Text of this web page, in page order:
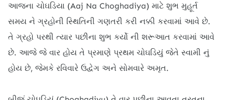
આજના ચોઘડિયા (Aaj Na Choghadiya) માટે શુભ મુહૂર્ત
સમય ને ગ્રહોની સ્થિતિની ગણતરી કરી નક્કી કરવામાં આવે છે.
તે ગ્રહો પરથી ત્યાર પછીના શુભ કર્યો ની શરૂઆત કરવામાં આવે
છે. આજે જે વાર હોય તે પ્રમાણે પ્રથમ ચોઘડિયું જેતે સ્વામી નું
હોય છે, જેમકે રવિવારે ઉદ્વેગ અને સોમવારે અમૃત.